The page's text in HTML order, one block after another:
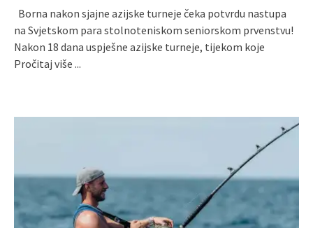
Borna nakon sjajne azijske turneje čeka potvrdu nastupa
na Svjetskom para stolnoteniskom seniorskom prvenstvu!
Nakon 18 dana uspješne azijske turneje, tijekom koje
Pročitaj više ...